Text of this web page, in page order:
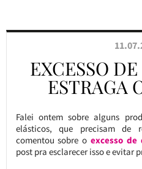
EXCESSO
ESTRAGA
Falei ontem sobre alguns
elásticos, que precisam de
comentou sobre oexcesso de
post pra esclarecer isso e evitar